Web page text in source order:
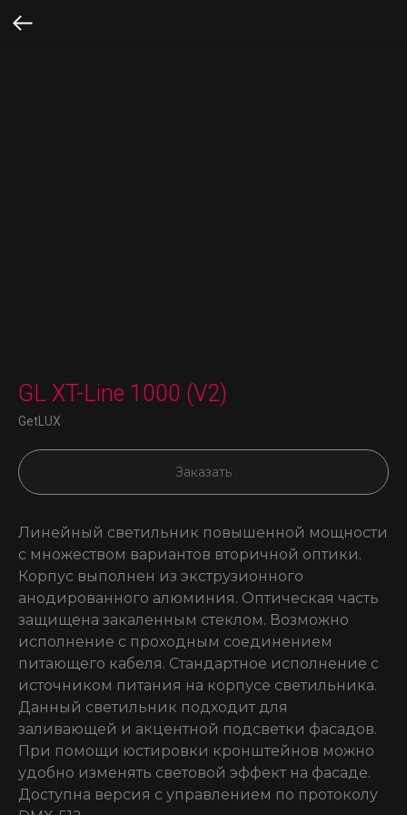
GL XT-Line 1000 (V2)
GetLUX
Заказать
Линейный светильник повышенной мощности
с множеством вариантов вторичной оптики.
Корпус выполнен из экструзионного
анодированного алюминия. Оптическая часть
защищена закаленным стеклом. Возможно
исполнение с проходным соединением
питающего кабеля. Стандартное исполнение с
источником питания на корпусе светильника.
Данный светильник подходит для
заливающей и акцентной подсветки фасадов.
При помощи юстировки кронштейнов можно
удобно изменять световой эффект на фасаде.
Доступна версия с управлением по протоколу